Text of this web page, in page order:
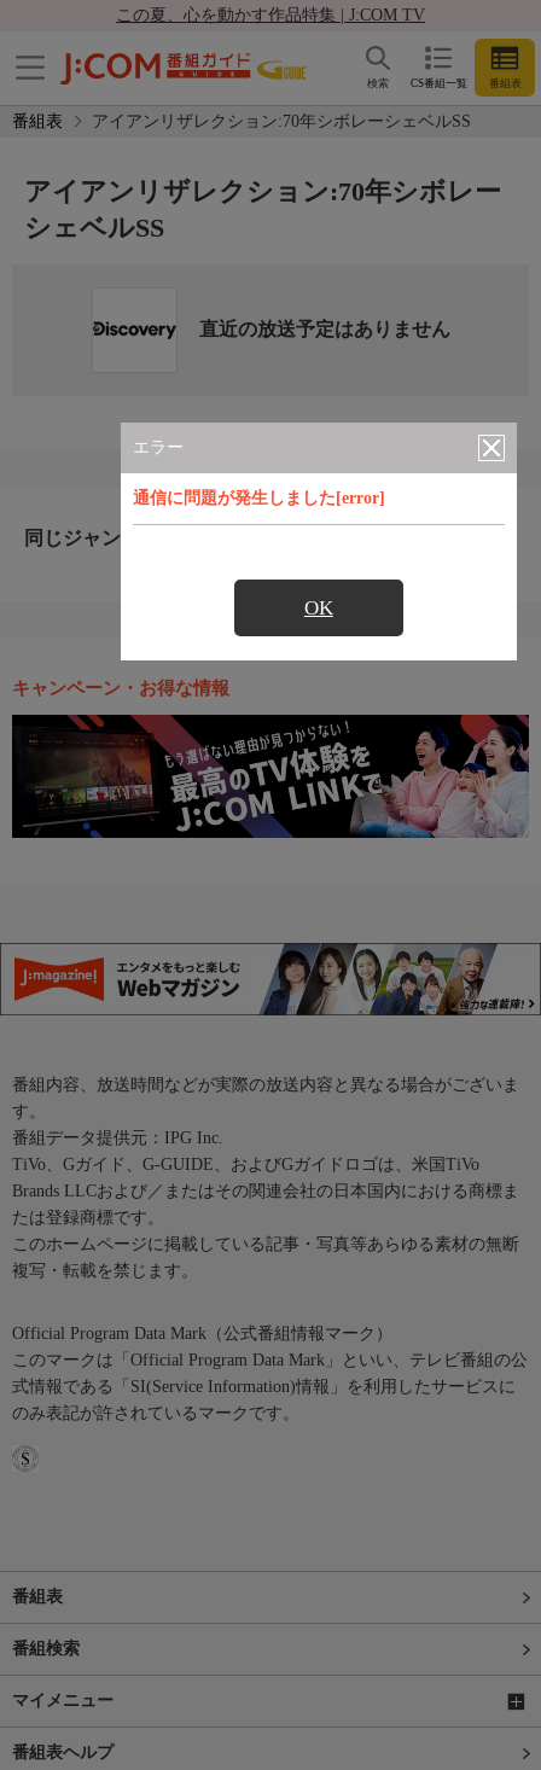
この夏、心を動かす作品特集 | J:COM TV
CS番組一覧 番組表
検索
番組表 アイアンリザレクション:70年シボレーシェベルSS
エラー
通信に問題が発生しました[error]
OK
アイアンリザレクション:70年シボレー
シェベルSS
直近の放送予定はありません
同じジャンルのおすすめ番組
キャンペーン・お得な情報
番組内容、放送時間などが実際の放送内容と異なる場合がございま
す。
番組データ提供元：IPG Inc.
TiVo、Gガイド、G-GUIDE、およびGガイドロゴは、米国TiVo
Brands LLCおよび／またはその関連会社の日本国内における商標ま
たは登録商標です。
このホームページに掲載している記事・写真等あらゆる素材の無断
複写・転載を禁じます。
Official Program Data Mark（公式番組情報マーク）
このマークは「Official Program Data Mark」といい、テレビ番組の公
式情報である「SI(Service Information)情報」を利用したサービスに
のみ表記が許されているマークです。
番組表
番組検索
マイメニュー
番組表ヘルプ